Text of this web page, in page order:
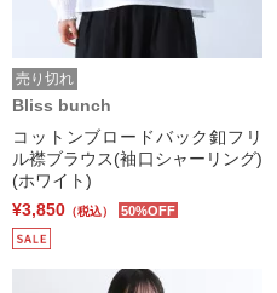
売り切れ
Bliss bunch
コットンブロードバック釦フリ
ル襟ブラウス(袖口シャーリング)
(ホワイト)
¥3,850 （税込） 50%OFF